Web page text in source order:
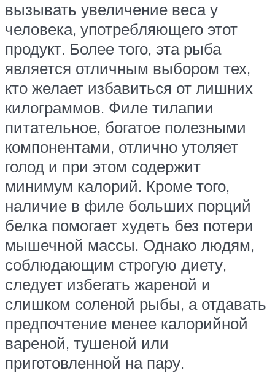
вызывать увеличение веса у
человека, употребляющего этот
продукт. Более того, эта рыба
является отличным выбором тех,
кто желает избавиться от лишних
килограммов. Филе тилапии
питательное, богатое полезными
компонентами, отлично утоляет
голод и при этом содержит
минимум калорий. Кроме того,
наличие в филе больших порций
белка помогает худеть без потери
мышечной массы. Однако людям,
соблюдающим строгую диету,
следует избегать жареной и
слишком соленой рыбы, а отдавать
предпочтение менее калорийной
вареной, тушеной или
приготовленной на пару.